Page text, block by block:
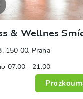
& Wellnes
150 00, Praha
07:00 - 21:00